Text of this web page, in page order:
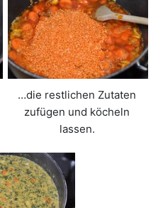
…die restlichen Zutaten
zufügen und köcheln
lassen.